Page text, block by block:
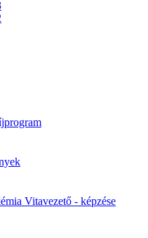
Vitavezető - képzése